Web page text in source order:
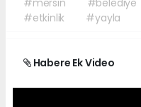
#mersin #belediye
#etkinlik
#yayla
Habere Ek Video